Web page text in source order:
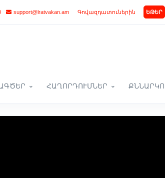
support@lratvakan.am Գովազդատուներին ԵԹԵՐ
ՀԱՂՈՐԴՈՒՄՆԵՐ